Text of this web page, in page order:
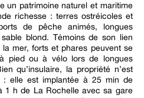
un patrimoine naturel et maritime
richesse : terres ostréicoles et
de pêche animés, longues
blond. Témoins de son lien
la mer, forts et phares peuvent se
pied ou à vélo lors de longues
qu’insulaire, la propriété n’est
: elle est implantée à 25 min de
1 h de La Rochelle avec sa gare